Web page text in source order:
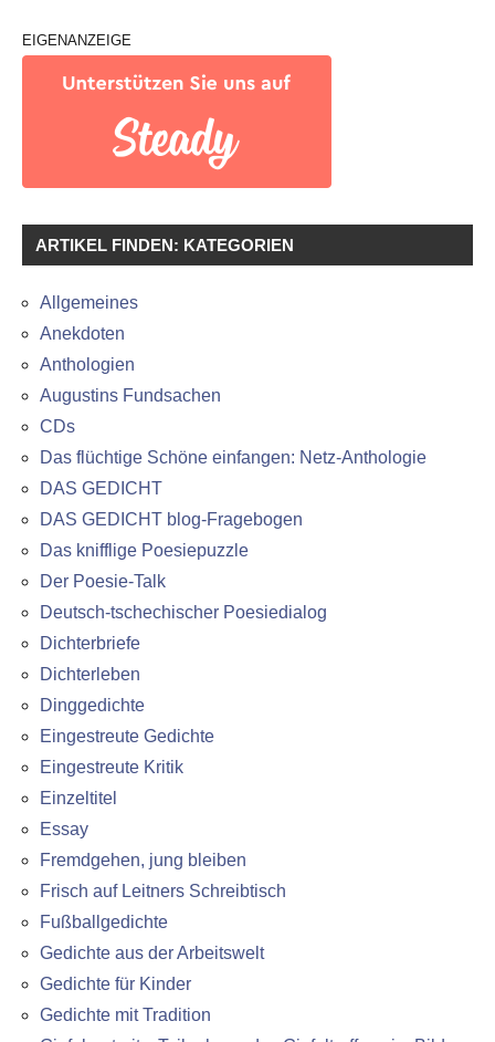
EIGENANZEIGE
ARTIKEL FINDEN: KATEGORIEN
Allgemeines
Anekdoten
Anthologien
Augustins Fundsachen
CDs
Das flüchtige Schöne einfangen: Netz-Anthologie
DAS GEDICHT
DAS GEDICHT blog-Fragebogen
Das knifflige Poesiepuzzle
Der Poesie-Talk
Deutsch-tschechischer Poesiedialog
Dichterbriefe
Dichterleben
Dinggedichte
Eingestreute Gedichte
Eingestreute Kritik
Einzeltitel
Essay
Fremdgehen, jung bleiben
Frisch auf Leitners Schreibtisch
Fußballgedichte
Gedichte aus der Arbeitswelt
Gedichte für Kinder
Gedichte mit Tradition